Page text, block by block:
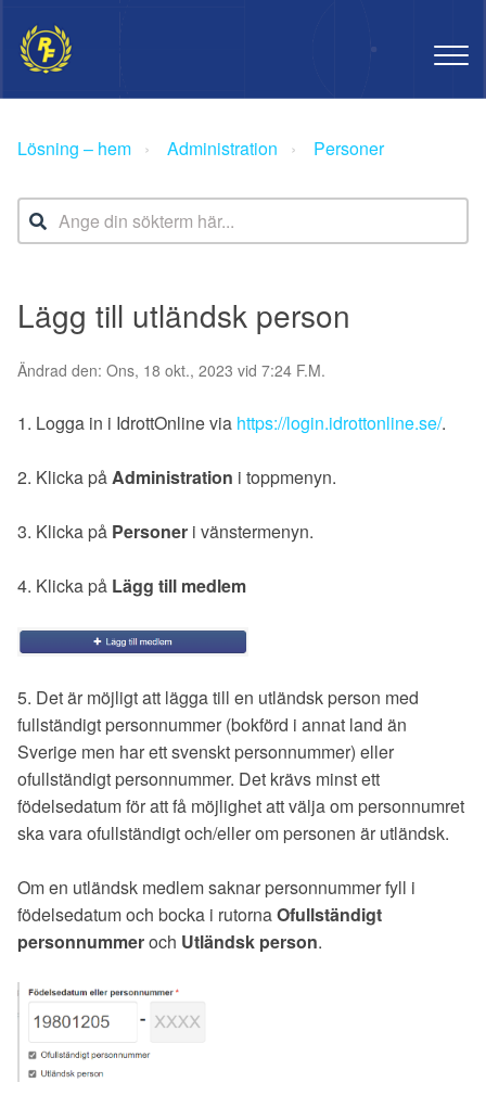
Lösning – hem Administration Personer
Lägg till utländsk person
Ändrad den: Ons, 18 okt., 2023 vid 7:24 F.M.
1. Logga in i IdrottOnline via https://login.idrottonline.se/.
2. Klicka påAdministration i toppmenyn.
3. Klicka på Personer i vänstermenyn.
4. Klicka på Lägg till medlem
5. Det är möjligt att lägga till en utländsk person med
fullständigt personnummer (bokförd i annat land än
Sverige men har ett svenskt personnummer) eller
ofullständigt personnummer. Det krävs minst ett
födelsedatum för att få möjlighet att välja om personnumret
ska vara ofullständigt och/eller om personen är utländsk.
Om en utländsk medlem saknar personnummer fyll i
födelsedatum och bocka i rutornaOfullständigt
personnummeroch Utländsk person.